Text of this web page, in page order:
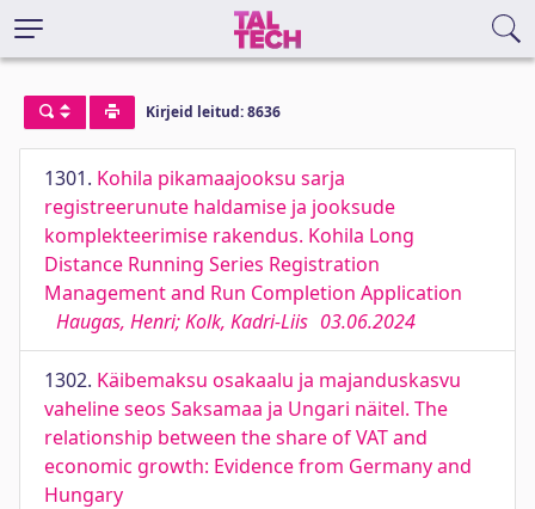
Kirjeid leitud: 8636
1301. Kohila pikamaajooksu sarja
registreerunute haldamise ja jooksude
komplekteerimise rakendus. Kohila Long
Distance Running Series Registration
Management and Run Completion Application
Haugas, Henri; Kolk, Kadri-Liis 03.06.2024
1302. Käibemaksu osakaalu ja majanduskasvu
vaheline seos Saksamaa ja Ungari näitel. The
relationship between the share of VAT and
economic growth: Evidence from Germany and
Hungary